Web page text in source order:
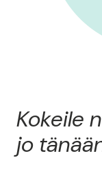
Kokeile
jo